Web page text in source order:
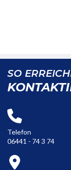
SO
Telefon
06441 - 74 3 74